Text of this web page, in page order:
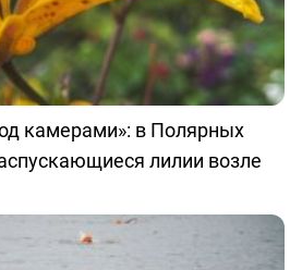
камерами»: в Полярных
лилии возле